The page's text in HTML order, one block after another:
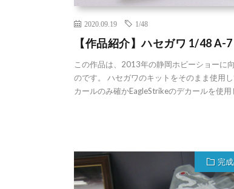
2020.09.19 1/48
【作品紹介】ハセガワ 1/48 A-7
この作品は、2013年の静岡ホビーショーに
のです。 ハセガワのキットをそのまま使用
カールのみ確かEagleStrikeのデカールを使用
完